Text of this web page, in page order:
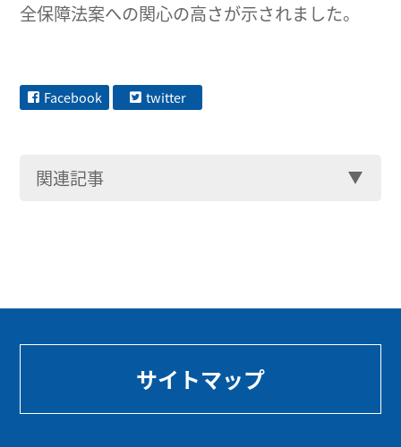
全保障法案への関心の高さが示されました。
Facebook twitter
関連記事
サイトマップ